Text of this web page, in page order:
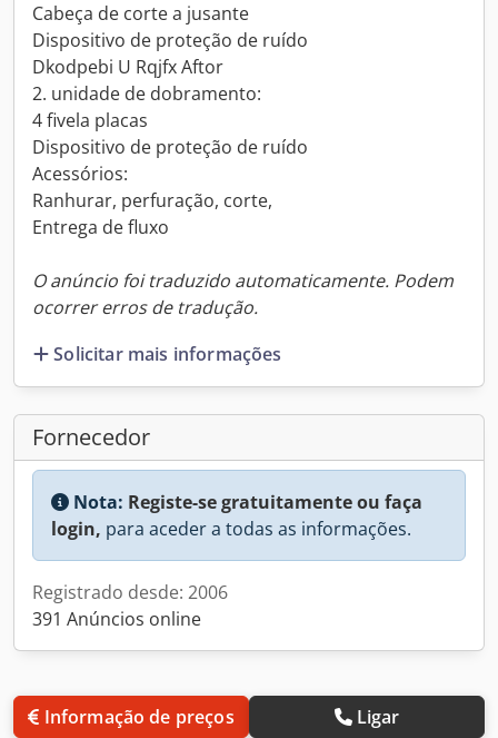
Cabeça de corte a jusante
Dispositivo de proteção de ruído
Dkodpebi U Rqjfx Aftor
2. unidade de dobramento:
4 fivela placas
Dispositivo de proteção de ruído
Acessórios:
Ranhurar, perfuração, corte,
Entrega de fluxo
O anúncio foi traduzido automaticamente. Podem
ocorrer erros de tradução.
Solicitar mais informações
Fornecedor
Nota: Registe-se gratuitamente ou faça
login, para aceder a todas as informações.
Registrado desde: 2006
391 Anúncios online
Informação de preços Ligar